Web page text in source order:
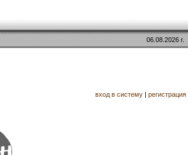
06.08.2026 г.
вход в систему | регистрация